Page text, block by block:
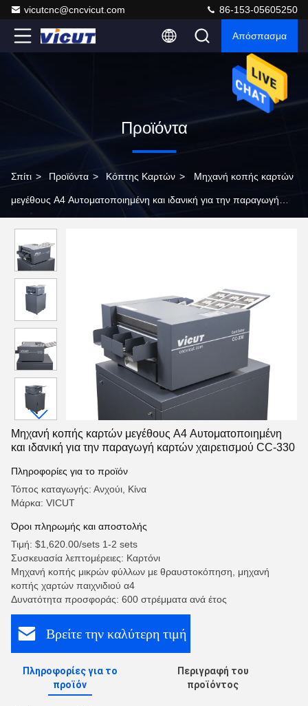
vicutcnc@cncvicut.com 86-153-05605250
Απόσπασμα
Προϊόντα
Σπίτι > Προϊόντα > Κόπτης Καρτών > Μηχανή κοπής καρτών
μεγέθους Α4 Αυτοματοποιημένη και ιδανική για την παραγωγή
Μηχανή κοπής καρτών μεγέθους Α4 Αυτοματοποιημένη
και ιδανική για την παραγωγή καρτών χαιρετισμού CC-330
Πληροφορίες για το προϊόν
Τόπος καταγωγής: Ανχούι, Κίνα
Μάρκα: VICUT
Όροι πληρωμής και αποστολής
Τιμή: $1,620.00/sets 1-2 sets
Συσκευασία λεπτομέρειες: Καρτόνι
Μηχανή κοπής μικρών φύλλων με θραυστοκόπηση, μηχανή
κοπής χαρτών παιχνιδιού α4
Δυνατότητα προσφοράς: 600 στρέμματα ανά έτος
Βρείτε την καλύτερη τιμή
Πληροφορίες για το
προϊόν
Περιγραφή του
προϊόντος